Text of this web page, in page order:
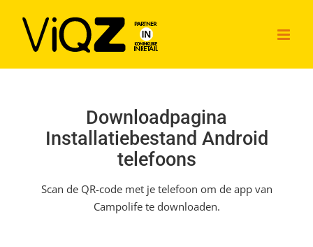
inhoud
Downloadpagina
Installatiebestand Android
telefoons
Scan de QR-code met je telefoon om de app van
Campolife te downloaden.